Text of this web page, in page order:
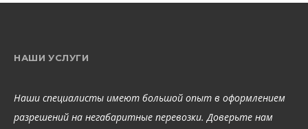
НАШИ УСЛУГИ
Наши специалисты имеют большой опыт в оформлением
разрешений на негабаритные перевозки. Доверьте нам